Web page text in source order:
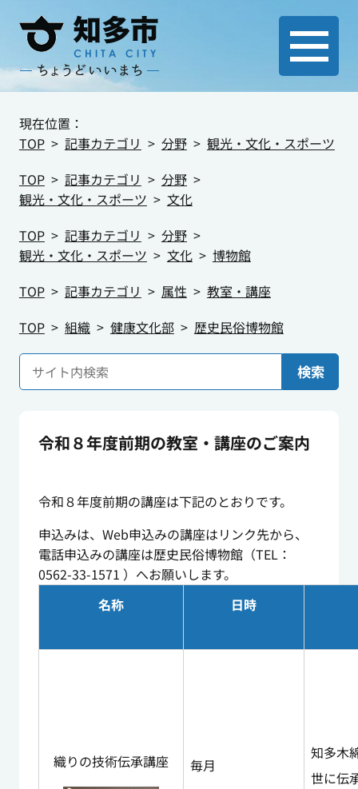
現在位置：
TOP
記事カテゴリ 分野
観光・文化・スポーツ
TOP
記事カテゴリ
分野
観光・文化・スポーツ
文化
TOP
記事カテゴリ
分野
観光・文化・スポーツ
文化
博物館
TOP
記事カテゴリ 属性
教室・講座
TOP
組織 健康文化部 歴史民俗博物館
検索
令和８年度前期の教室・講座のご案内
令和８年度前期の講座は下記のとおりです。
申込みは、Web申込みの講座はリンク先から、
電話申込みの講座は歴史民俗博物館（TEL：
0562-33-1571 ）へお願いします。
名称
日時
織りの技術伝承講座
毎月
知多木
世に伝